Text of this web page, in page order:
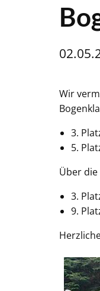
Wir
3.
5.
Über
3.
9.